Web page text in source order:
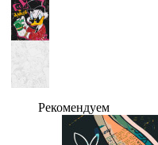
Рекомендуем